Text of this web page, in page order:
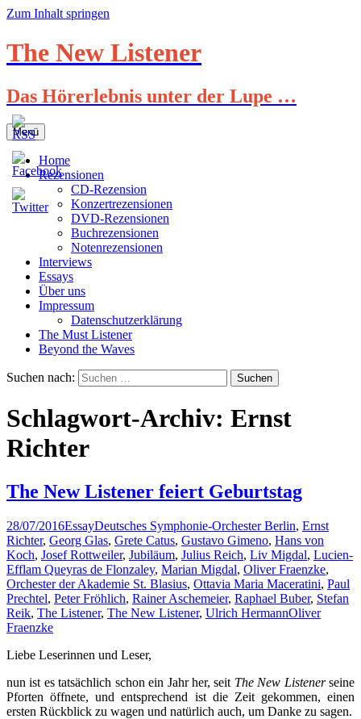
Zum Inhalt springen
The New Listener
Das Hörerlebnis unter der Lupe …
Menü
Home
Rezensionen
CD-Rezension
Konzertrezensionen
DVD-Rezensionen
Buchrezensionen
Notenrezensionen
Interviews
Essays
Über uns
Impressum
Datenschutzerklärung
The Must Listener
Beyond the Waves
Suchen nach:
Schlagwort-Archiv: Ernst
Richter
The New Listener feiert Geburtstag
28/07/2016EssayDeutsches Symphonie-Orchester Berlin, Ernst
Richter, Georg Glas, Grete Catus, Gustavo Gimeno, Hans von
Koch, Josef Rottweiler, Jubiläum, Julius Reich, Liv Migdal, Lucien-
Efflam Queyras de Flonzaley, Marian Migdal, Oliver Fraenzke,
Orchester der Akademie St. Blasius, Ottavia Maria Maceratini, Paul
Prechtel, Peter Fröhlich, Rainer Aschemeier, Raphael Buber, Stefan
Reik, The Listener, The New Listener, Ulrich HermannOliver
Fraenzke
Liebe Leserinnen und Leser,
nun ist es tatsächlich schon ein Jahr her, seit The New Listenerseine
Pforten öffnete, und entsprechend ist die Zeit gekommen, einen
ersten Rückblick zu wagen und natürlich auch, um Danke zu sagen.